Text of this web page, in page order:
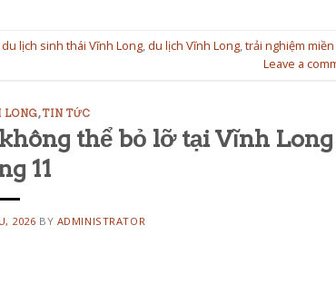
du lịch sinh thái Vĩnh Long, du lịch Vĩnh Long,trải nghiệm miền
Leave a
LONG,TIN TỨC
thể bỏ lỡ tại Vĩnh Long
11
2026 BY ADMINISTRATOR